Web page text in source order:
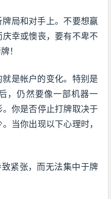
局和对手上。不要想赢
幸或懊丧，要有不卑不
！
是帐户的变化。特别是
，仍然要像一部机器一
你是否停止打牌取决于
当你出现以下心理时，
紧张，而无法集中于牌